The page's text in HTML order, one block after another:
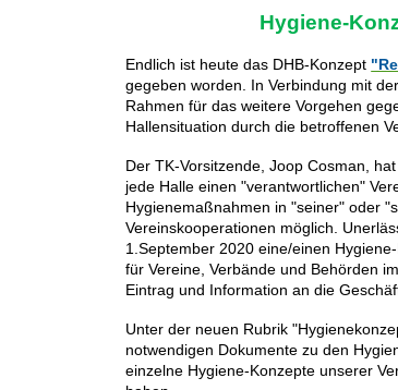
Hygiene-
Endlich ist heute das DHB-Konzept
gegeben worden. In Verbindung mit
Rahmen für das weitere Vorgehen
Hallensituation durch die betroffenen
Der TK-Vorsitzende, Joop Cosman,
jede Halle einen "verantwortlichen"
Hygienemaßnahmen in "seiner" oder
Vereinskooperationen möglich.
1.September 2020 eine/einen
für Vereine, Verbände und Behörden
Eintrag und Information an die
Unter der neuen Rubrik
notwendigen Dokumente zu den
einzelne Hygiene-Konzepte unserer